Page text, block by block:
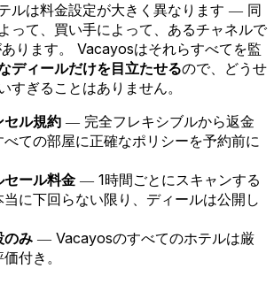
ルは料金設定が大きく異なります ― 同
って、買い手によって、あるチャネルで
ります。
Vacayosはそれらすべてを監
ディールだけを目立たせるので、どうせ
すぎることはありません。
セル規約 ― 完全フレキシブルから返金
ての部屋に正確なポリシーを予約前に
セール料金 ― 1時間ごとにスキャンする
に下回らない限り、ディールは公開し
のみ ― Vacayosのすべてのホテルは厳
付き。